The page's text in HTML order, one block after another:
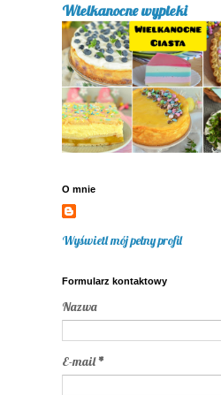
Wielkanocne wypieki
O mnie
Wyświetl mój pełny profil
Formularz kontaktowy
Nazwa
E-mail*